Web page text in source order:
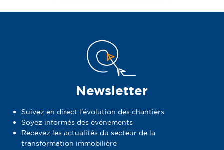
Newsletter
Suivez en direct l'évolution des chantiers
Soyez informés des événements
Recevez les actualités du secteur de la
transformation immobilière